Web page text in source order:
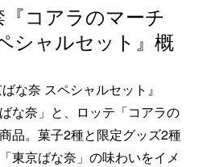
『コアラのマーチ
シャルセット』概
な奈 スペシャルセット』
な奈」と、ロッテ「コアラの
品。菓子2種と限定グッズ2種
東京ばな奈」の味わいをイメ